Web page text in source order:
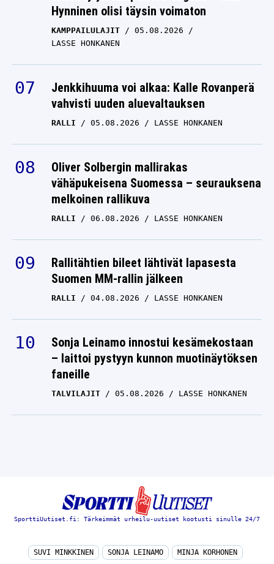
KAMPPAILULAJIT
05.08.2026
Jenkkihuuma voi alkaa: Kalle Rovanperä
vahvisti uuden aluevaltauksen
RALLI 05.08.2026 LASSE HONKANEN
Oliver Solbergin mallirakas
vähäpukeisena Suomessa – seurauksena
melkoinen rallikuva
RALLI 06.08.2026
Rallitähtien bileet lähtivät lapasesta
Suomen MM-rallin jälkeen
RALLI 04.08.2026 LASSE HONKANEN
Sonja Leinamo innostui kesämekostaan
– laittoi pystyyn kunnon muotinäytöksen
faneille
TALVILAJIT
SporttiUutiset.fi: Tärkeimmät urheilu-uutiset kootusti sinulle 24/7
AMPUMAHIIHTO KAISA MÄKÄRÄINEN PATRIK LAINE